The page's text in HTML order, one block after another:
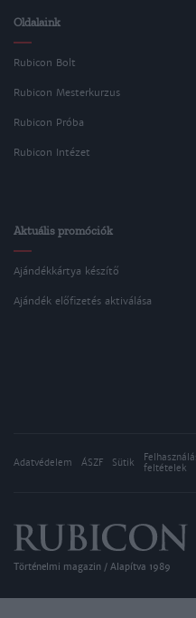
Oldalaink
Rubicon Bolt
Rubicon Mesterkurzus
Rubicon Próba
Rubicon Intézet
Aktuális promóciók
Ajándékkártya készítő
Ajándék előfizetés aktiválása
Adatvédelem ÁSZF Sütik
feltételek
Történelmi magazin / Alapítva 1989